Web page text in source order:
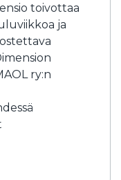
toivottaa
ja
ry:n